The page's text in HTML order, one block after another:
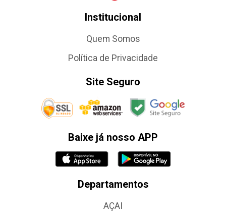
Institucional
Quem Somos
Política de Privacidade
Site Seguro
Baixe já nosso APP
Departamentos
AÇAI